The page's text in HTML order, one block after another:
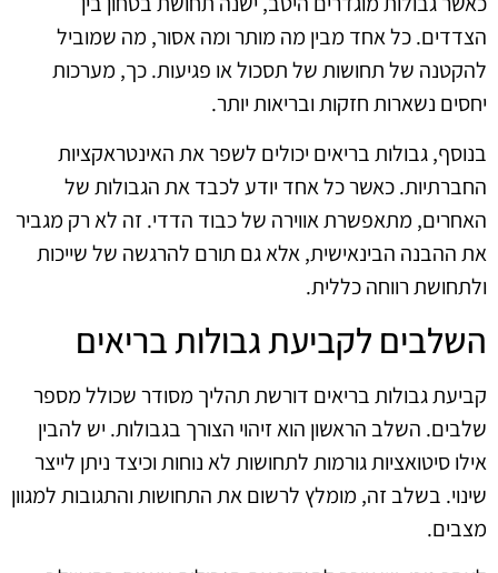
הצדדים. כל אחד מבין מה מותר ומה אסור, מה שמוביל
להקטנה של תחושות של תסכול או פגיעות. כך, מערכות
יחסים נשארות חזקות ובריאות יותר.
בנוסף, גבולות בריאים יכולים לשפר את האינטראקציות
החברתיות. כאשר כל אחד יודע לכבד את הגבולות של
האחרים, מתאפשרת אווירה של כבוד הדדי. זה לא רק מגביר
את ההבנה הבינאישית, אלא גם תורם להרגשה של שייכות
ולתחושת רווחה כללית.
השלבים לקביעת גבולות בריאים
קביעת גבולות בריאים דורשת תהליך מסודר שכולל מספר
שלבים. השלב הראשון הוא זיהוי הצורך בגבולות. יש להבין
אילו סיטואציות גורמות לתחושות לא נוחות וכיצד ניתן לייצר
שינוי. בשלב זה, מומלץ לרשום את התחושות והתגובות למגוון
מצבים.